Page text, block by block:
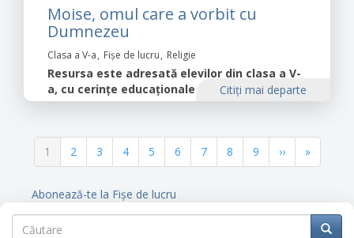
Moise, omul care a vorbit cu
Dumnezeu
Clasa a V-a Fișe de lucru Religie
Resursa este adresată elevilor din clasa a V-
a, cu cerințe educaționale speciale.Citiţi mai departe
Paginație
Pagina
curentă
1 Pagina
2 Pagina
3 Pagina
4 Pagina
5 Pagina
6 Pagina
7 Pagina
8 Pagina
9
Pagina
următoare
››
Ultima
pagină
»
Abonează-te la Fișe de lucru
Căutare
Căutare